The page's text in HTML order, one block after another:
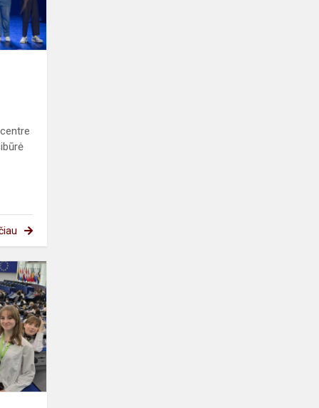
Neįkainojama
patirtis
Europos
Parlamente!